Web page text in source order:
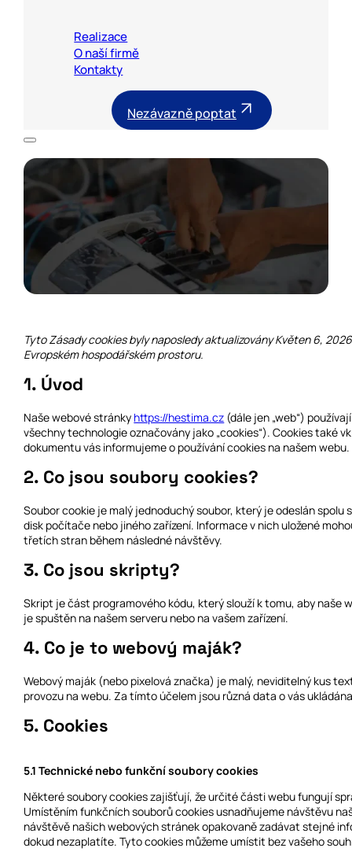
Realizace
O naší firmě
Kontakty
Nezávazně poptat
Domů Zásady cookies (EU)
Zásady cookies
Tyto Zásady cookies byly naposledy aktualizovány Květen 6,
Evropském hospodářském prostoru.
1. Úvod
Naše webové stránky https://hestima.cz (dále jen „web“)
všechny technologie označovány jako „cookies“). Cookies také
dokumentu vás informujeme o používání cookies na našem webu.
2. Co jsou soubory cookies?
Soubor cookie je malý jednoduchý soubor, který je odeslán
disk počítače nebo jiného zařízení. Informace v nich uložené
třetích stran během následné návštěvy.
3. Co jsou skripty?
Skript je část programového kódu, který slouží k tomu, aby naše
je spuštěn na našem serveru nebo na vašem zařízení.
4. Co je to webový maják?
Webový maják (nebo pixelová značka) je malý, neviditelný kus
provozu na webu. Za tímto účelem jsou různá data o vás
5. Cookies
5.1 Technické nebo funkční soubory cookies
Některé soubory cookies zajišťují, že určité části webu fungují
Umístěním funkčních souborů cookies usnadňujeme návštěvu
návštěvě našich webových stránek opakovaně zadávat stejné
dokud nezaplatíte. Tyto cookies můžeme umístit bez vašeho